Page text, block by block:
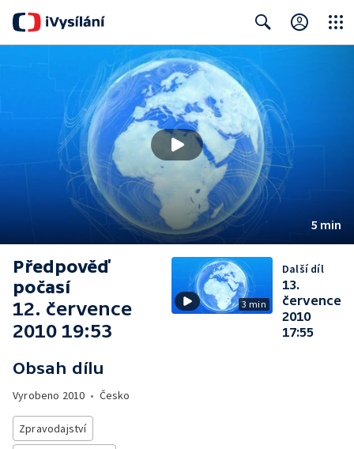
5 min
Předpověď
počasí
12. července
2010 19:53
Obsah dílu
Vyrobeno 2010 • Česko
Zpravodajství
3 min
Další díl
13.
července
2010
17:55